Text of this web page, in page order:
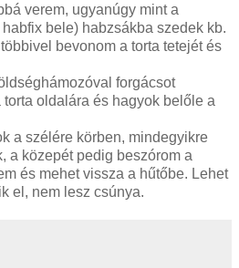
verem, ugyanúgy mint a
bele) habzsákba szedek kb.
bevonom a torta tetejét és
forgácsot
torta oldalára és hagyok belőle a
a szélére körben, mindegyikre
a közepét pedig beszórom a
és mehet vissza a hűtőbe. Lehet
el, nem lesz csúnya.